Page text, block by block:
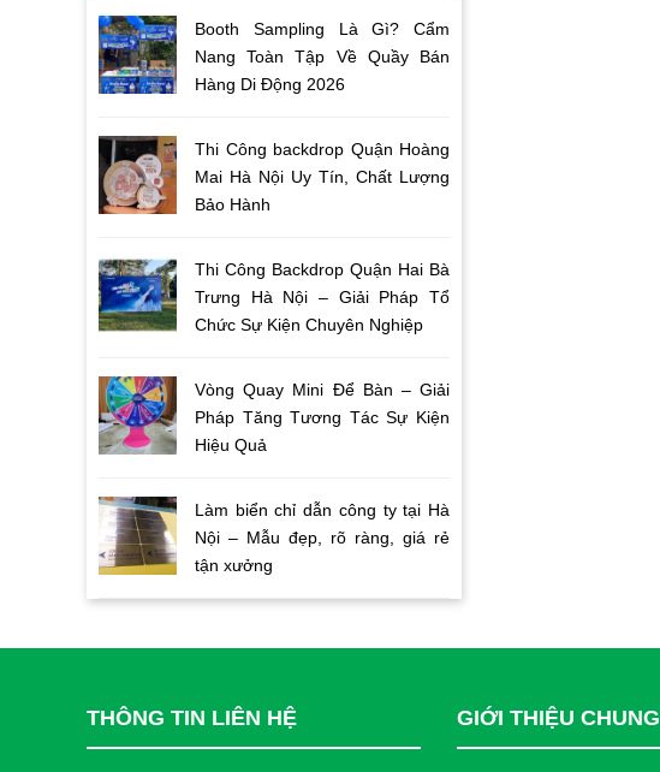
Booth Sampling Là Gì? Cẩm
Nang Toàn Tập Về Quầy Bán
Hàng Di Động 2026
Thi Công backdrop Quận Hoàng
Mai Hà Nội Uy Tín, Chất Lượng
Bảo Hành
Thi Công Backdrop Quận Hai Bà
Trưng Hà Nội – Giải Pháp Tổ
Chức Sự Kiện Chuyên Nghiệp
Vòng Quay Mini Để Bàn – Giải
Pháp Tăng Tương Tác Sự Kiện
Hiệu Quả
Làm biển chỉ dẫn công ty tại Hà
Nội – Mẫu đẹp, rõ ràng, giá rẻ
tận xưởng
THÔNG TIN LIÊN HỆ GIỚI THIỆU CHUNG